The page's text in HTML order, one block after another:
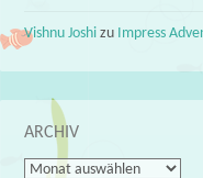
Vishnu Joshi zu Impress
ARCHIV
Archiv